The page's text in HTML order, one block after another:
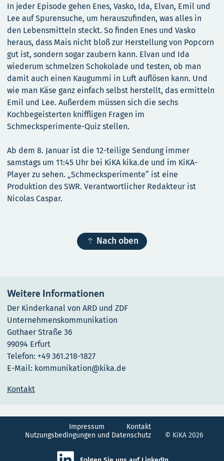
In jeder Episode gehen Enes, Vasko, Ida, Elvan, Emil und
Lee auf Spurensuche, um herauszufinden, was alles in
den Lebensmitteln steckt. So finden Enes und Vasko
heraus, dass Mais nicht bloß zur Herstellung von Popcorn
gut ist, sondern sogar zaubern kann. Elvan und Ida
wiederum schmelzen Schokolade und testen, ob man
damit auch einen Kaugummi in Luft auflösen kann. Und
wie man Käse ganz einfach selbst herstellt, das ermitteln
Emil und Lee. Außerdem müssen sich die sechs
Kochbegeisterten kniffligen Fragen im
Schmecksperimente-Quiz stellen.
Ab dem 8. Januar ist die 12-teilige Sendung immer
samstags um 11:45 Uhr bei KiKA kika.de und im KiKA-
Player zu sehen. „Schmecksperimente“ ist eine
Produktion des SWR. Verantwortlicher Redakteur ist
Nicolas Caspar.
 Nach oben
Weitere Informationen
Der Kinderkanal von ARD und ZDF
Unternehmenskommunikation
Gothaer Straße 36
99094 Erfurt
Telefon: +49 361.218-1827
E-Mail: kommunikation@kika.de
Kontakt
Impressum
Kontakt
Nutzungsbedingungen und Datenschutz
© KiKA 2026